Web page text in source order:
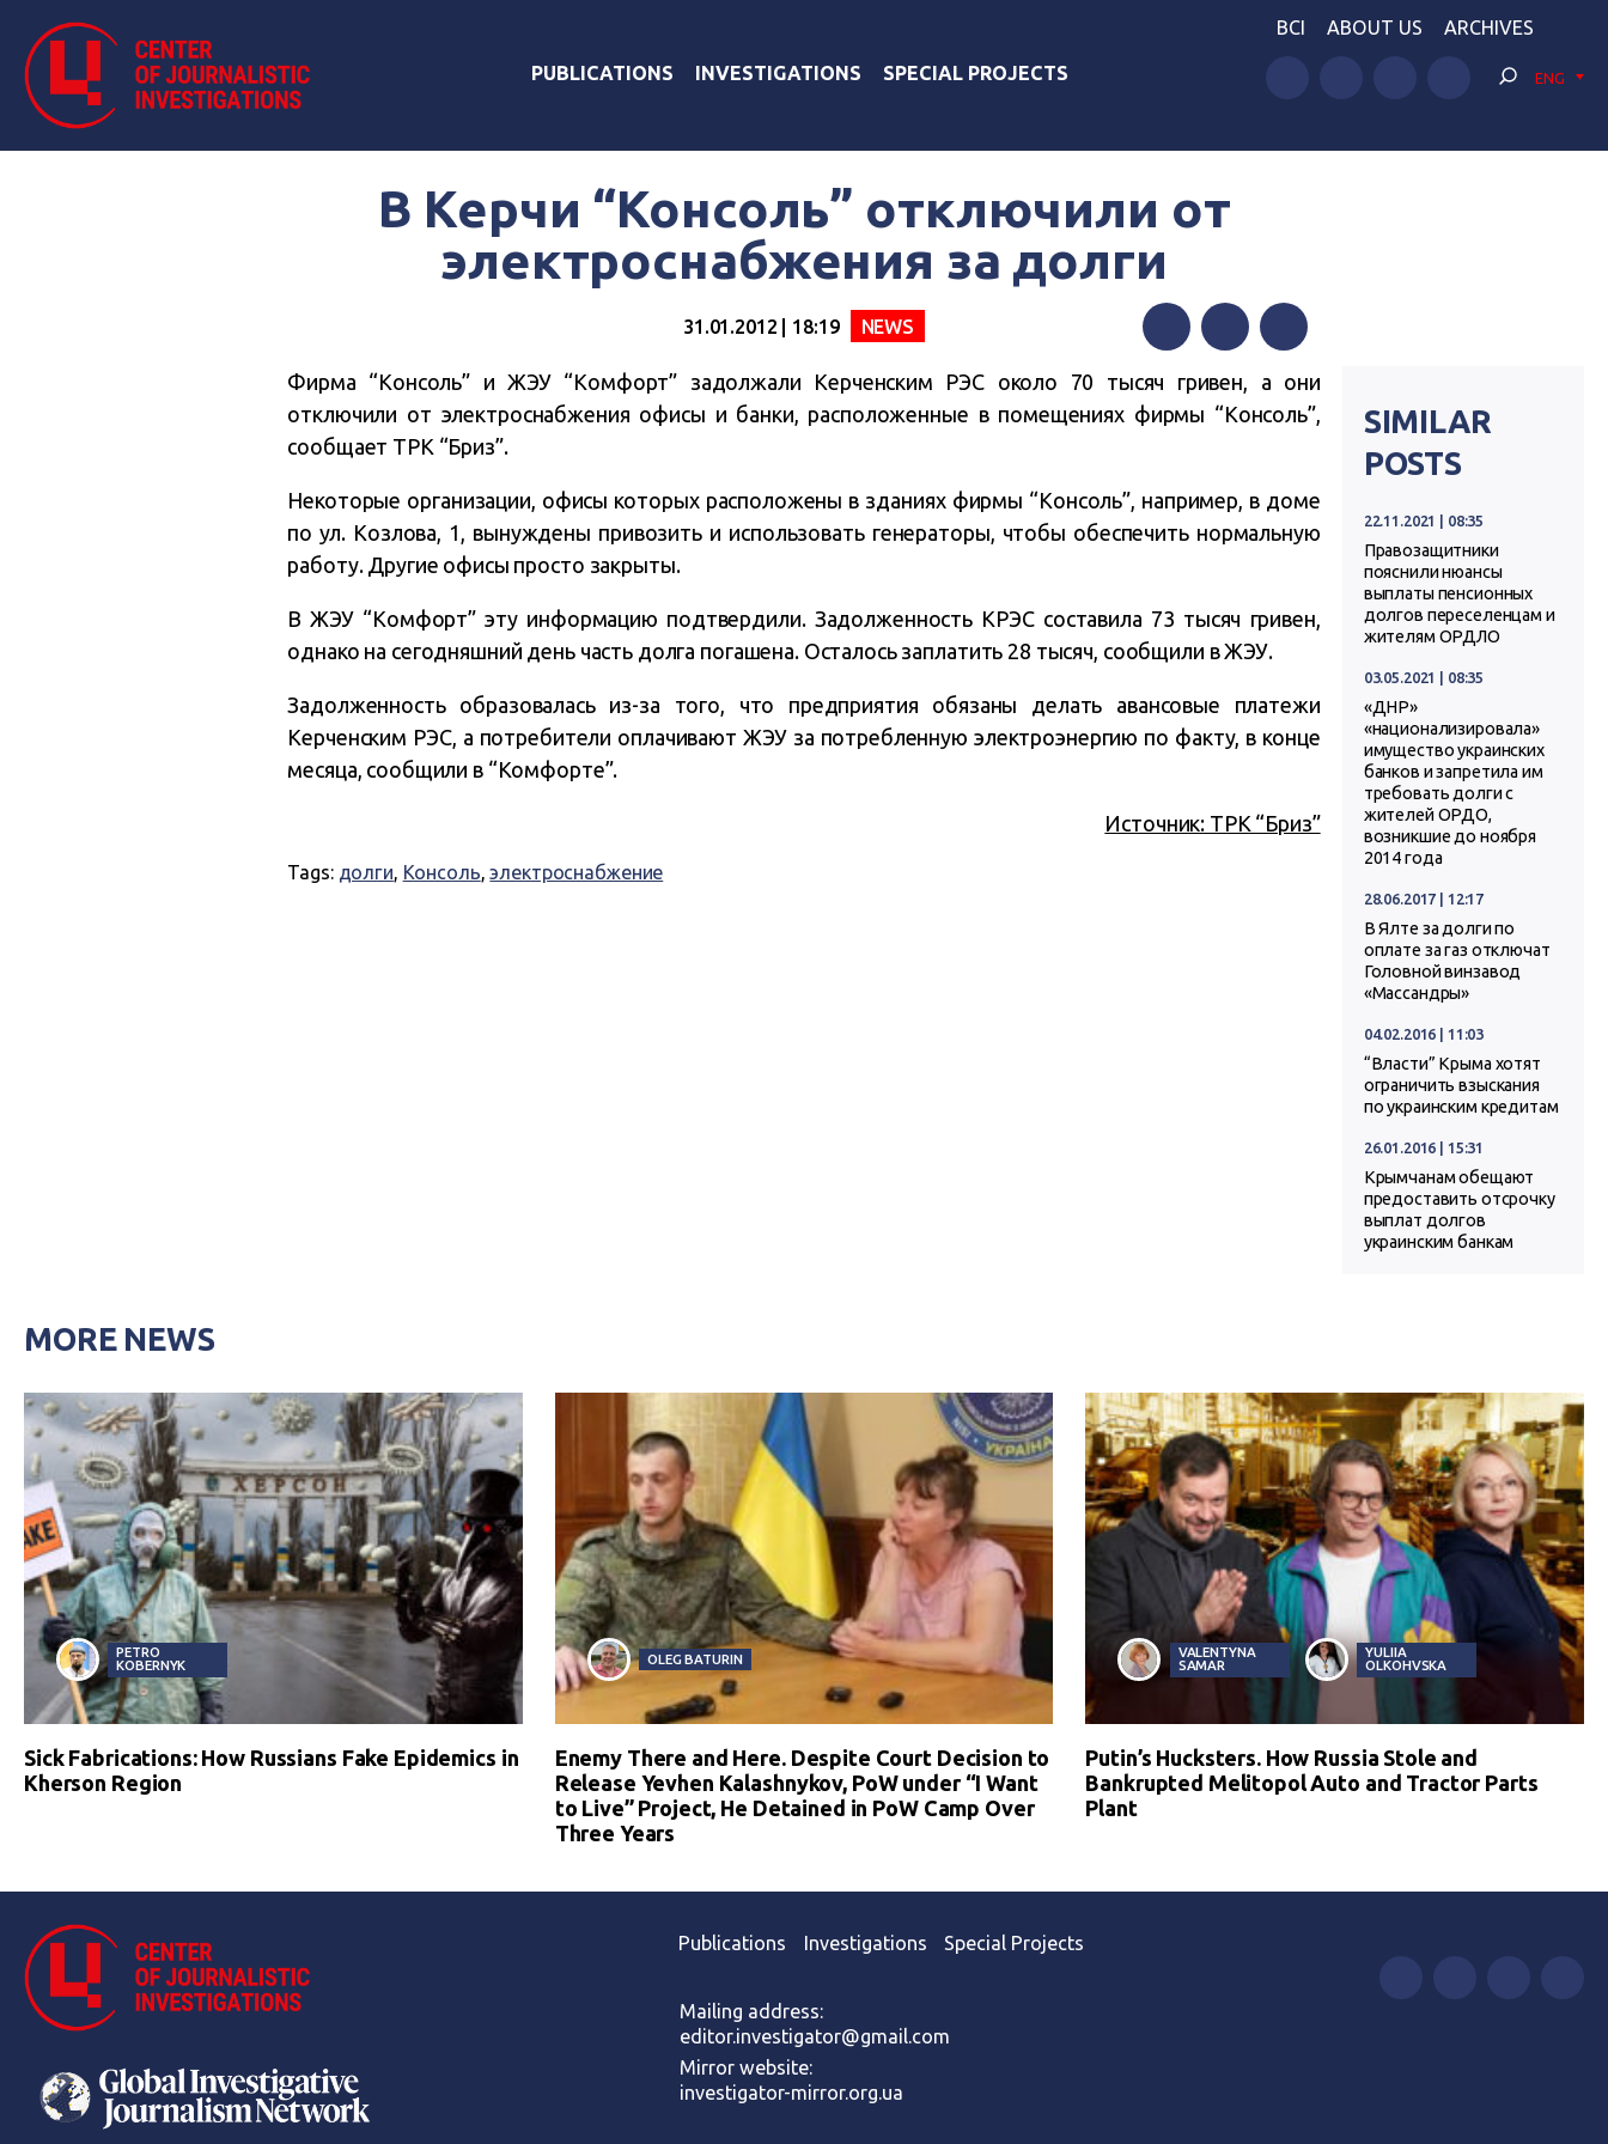
PUBLICATIONS INVESTIGATIONS SPECIAL PROJECTS
BCI ABOUT US ARCHIVES
ENG
В Керчи “Консоль” отключили от
электроснабжения за долги
31.01.2012 | 18:19 NEWS
FacebookTwitter Telegram
Фирма “Консоль” и ЖЭУ “Комфорт” задолжали Керченским РЭС около 70 тысяч гривен, а они
отключили от электроснабжения офисы и банки, расположенные в помещениях фирмы “Консоль”,
сообщает ТРК “Бриз”.
Некоторые организации, офисы которых расположены в зданиях фирмы “Консоль”, например, в доме
по ул. Козлова, 1, вынуждены привозить и использовать генераторы, чтобы обеспечить нормальную
работу. Другие офисы просто закрыты.
В ЖЭУ “Комфорт” эту информацию подтвердили. Задолженность КРЭС составила 73 тысяч гривен,
однако на сегодняшний день часть долга погашена. Осталось заплатить 28 тысяч, сообщили в ЖЭУ.
Задолженность образовалась из-за того, что предприятия обязаны делать авансовые платежи
Керченским РЭС, а потребители оплачивают ЖЭУ за потребленную электроэнергию по факту, в конце
месяца, сообщили в “Комфорте”.
Источник: ТРК “Бриз”
Tags: долги, Консоль,электроснабжение
SIMILAR
POSTS
22.11.2021 | 08:35
Правозащитники
пояснили нюансы
выплаты пенсионных
долгов переселенцам и
жителям ОРДЛО
03.05.2021 | 08:35
«ДНР»
«национализировала»
имущество украинских
банков и запретила им
требовать долги с
жителей ОРДО,
возникшие до ноября
2014 года
28.06.2017 | 12:17
В Ялте за долги по
оплате за газ отключат
Головной винзавод
«Массандры»
04.02.2016 | 11:03
“Власти” Крыма хотят
ограничить взыскания
по украинским кредитам
26.01.2016 | 15:31
Крымчанам обещают
предоставить отсрочку
выплат долгов
украинским банкам
MORE NEWS
PETRO
KOBERNYK
Sick Fabrications: How Russians Fake Epidemics in
Kherson Region
OLEG BATURIN
Enemy There and Here. Despite Court Decision to
Release Yevhen Kalashnykov, PoW under “I Want
to Live” Project, He Detained in PoW Camp Over
Three Years
VALENTYNA
SAMAR
YULIIA
OLKOHVSKA
Putin’s Hucksters. How Russia Stole and
Bankrupted Melitopol Auto and Tractor Parts
Plant
Publications Investigations Special Projects
Mailing address:
editor.investigator@gmail.com
Mirror website:
investigator-mirror.org.ua